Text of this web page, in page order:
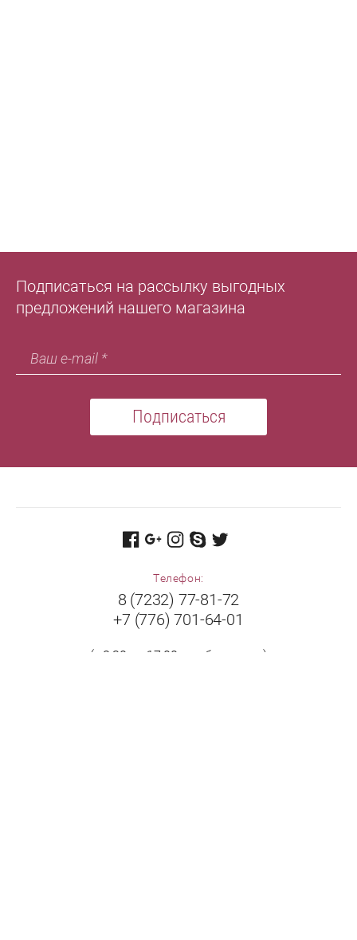
Подписаться на рассылку выгодных
предложений нашего магазина
Подписаться
Телефон:
8 (7232) 77-81-72
+7 (776) 701-64-01
(с 8:30 до 17:00 в рабочие дни)